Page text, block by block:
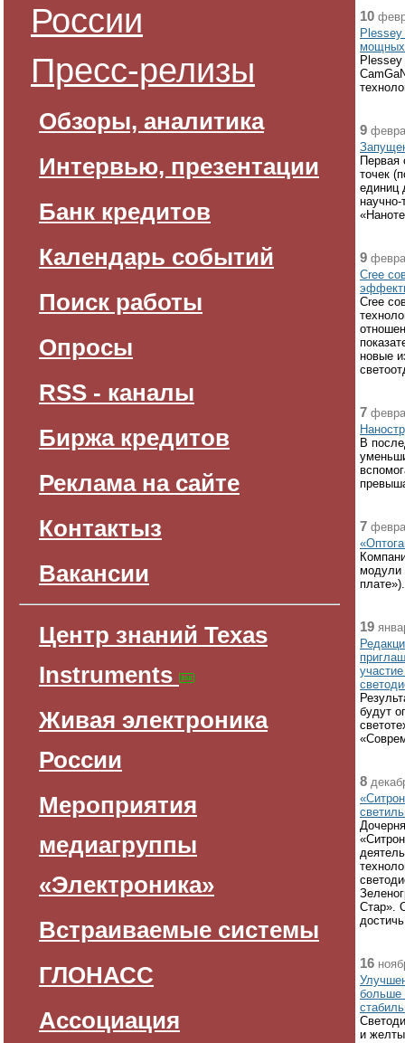
России
Пресс-релизы
Обзоры, аналитика
Интервью, презентации
Банк кредитов
Календарь событий
Поиск работы
Опросы
RSS - каналы
Биржа кредитов
Реклама на сайте
Контактыз
Вакансии
Центр знаний Texas
Instruments
Живая электроника
России
Мероприятия
медиагруппы
«Электроника»
Встраиваемые системы
ГЛОНАСС
Ассоциация
10
Plessey
мощных
9
Первая
точек
единиц
научно-
9
Cree
Cree
новые
7
В
7
модули
плате»).
19
будут
8
Стар».
16
больше
и